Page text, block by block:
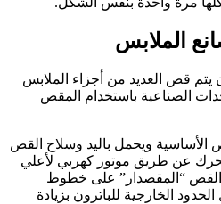
الملابس
قص العديد من أجزاء الملابس
الصناعية باستخدام المقص
الأساسية ويحمل باليد وسلاح القص
عن طريق موتور كهربي لأعلي
“المقصدار” على خطوط
الخارجية للباترون بزيادة